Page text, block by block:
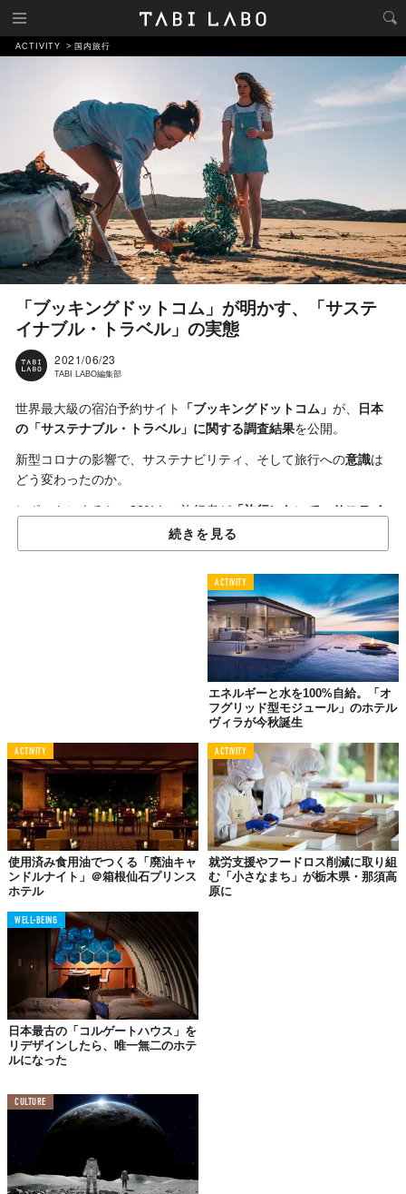
ACTIVITY 国内旅行
「ブッキングドットコム」が明かす、「サステ
イナブル・トラベル」の実態
2021/06/23
TABI LABO編集部
世界最大級の宿泊予約サイト 「ブッキングドットコム」 が、
日本
の「サステナブル・トラベル」に関する調査結果を公開。
新型コロナの影響で、サステナビリティ、そして旅行への意識は
どう変わったのか。
レポートによると、 82% もの旅行者が 「旅行において、サステイ
と回答し、そのうち
響でよりサステイナブルな旅を望むようになったそう。
とはどんなもの？レポートで
は、旅行者が取れるより具体的な持続性のためのアクションにつ
「旅行中のゴミの量、そしてエ
という声や、「より環境に優しい
といった意見。
ほかには「旅先ではその土地の文化を代表するような体験がした
「人気のスポットやアトラクションは避け、旅行客の集中
を防ぎ利益を広く分散させたい」
続可能性を配慮する声も多かったそう。
この調査が始められた6年前と比べると、国内旅行におけるサステ
ナビリティを求める人は増加傾向
響で社会問題が“ひとごとではなくなった”今日、持続可能性への
なお、これはいい傾向ではあるものの、
旅行者の意識はまだまだ低い
というのも、旅先でサステイナブルな活動を実践しているという
旅行者は海外の割合と比べると半数以下
続きを見る
ACTIVITY
エネルギーと水を100%自給。「オ
フグリッド型モジュール」のホテル
ヴィラが今秋誕生
ACTIVITY
使用済み食用油でつくる「廃油キャ
ンドルナイト」＠箱根仙石プリンス
ホテル
ACTIVITY
就労支援やフードロス削減に取り組
む「小さなまち」が栃木県・那須高
原に
WELL-BEING
日本最古の「コルゲートハウス」を
リデザインしたら、唯一無二のホテ
ルになった
CULTURE